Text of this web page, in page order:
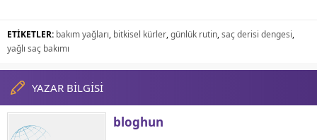
ETİKETLER: bakım yağları, bitkisel kürler,günlük rutin,saç derisi dengesi,
yağlı saç bakımı
YAZAR BİLGİSİ
bloghun